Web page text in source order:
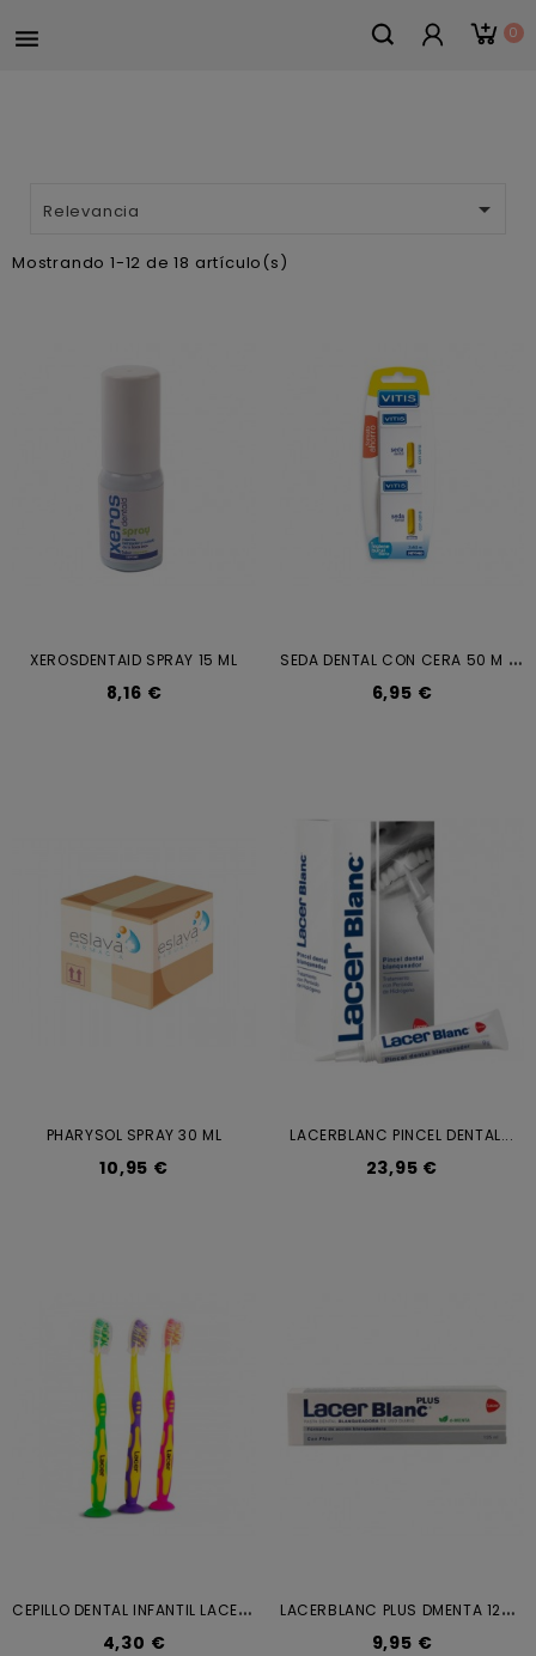
 0
Relevancia 
Mostrando 1-12 de 18 artículo(s)
XEROSDENTAID SPRAY 15 ML
8,16 €
S
EDA DENTAL CON CERA 50 M 2 U
6,95 €
PHARYSOL SPRAY 30 ML
10,95 €
LACERBLANC PINCEL DENTAL...
23,95 €
C
EPILLO DENTAL INFANTIL LACER...
4,30 €
L
ACERBLANC PLUS DMENTA 125 ML
9,95 €